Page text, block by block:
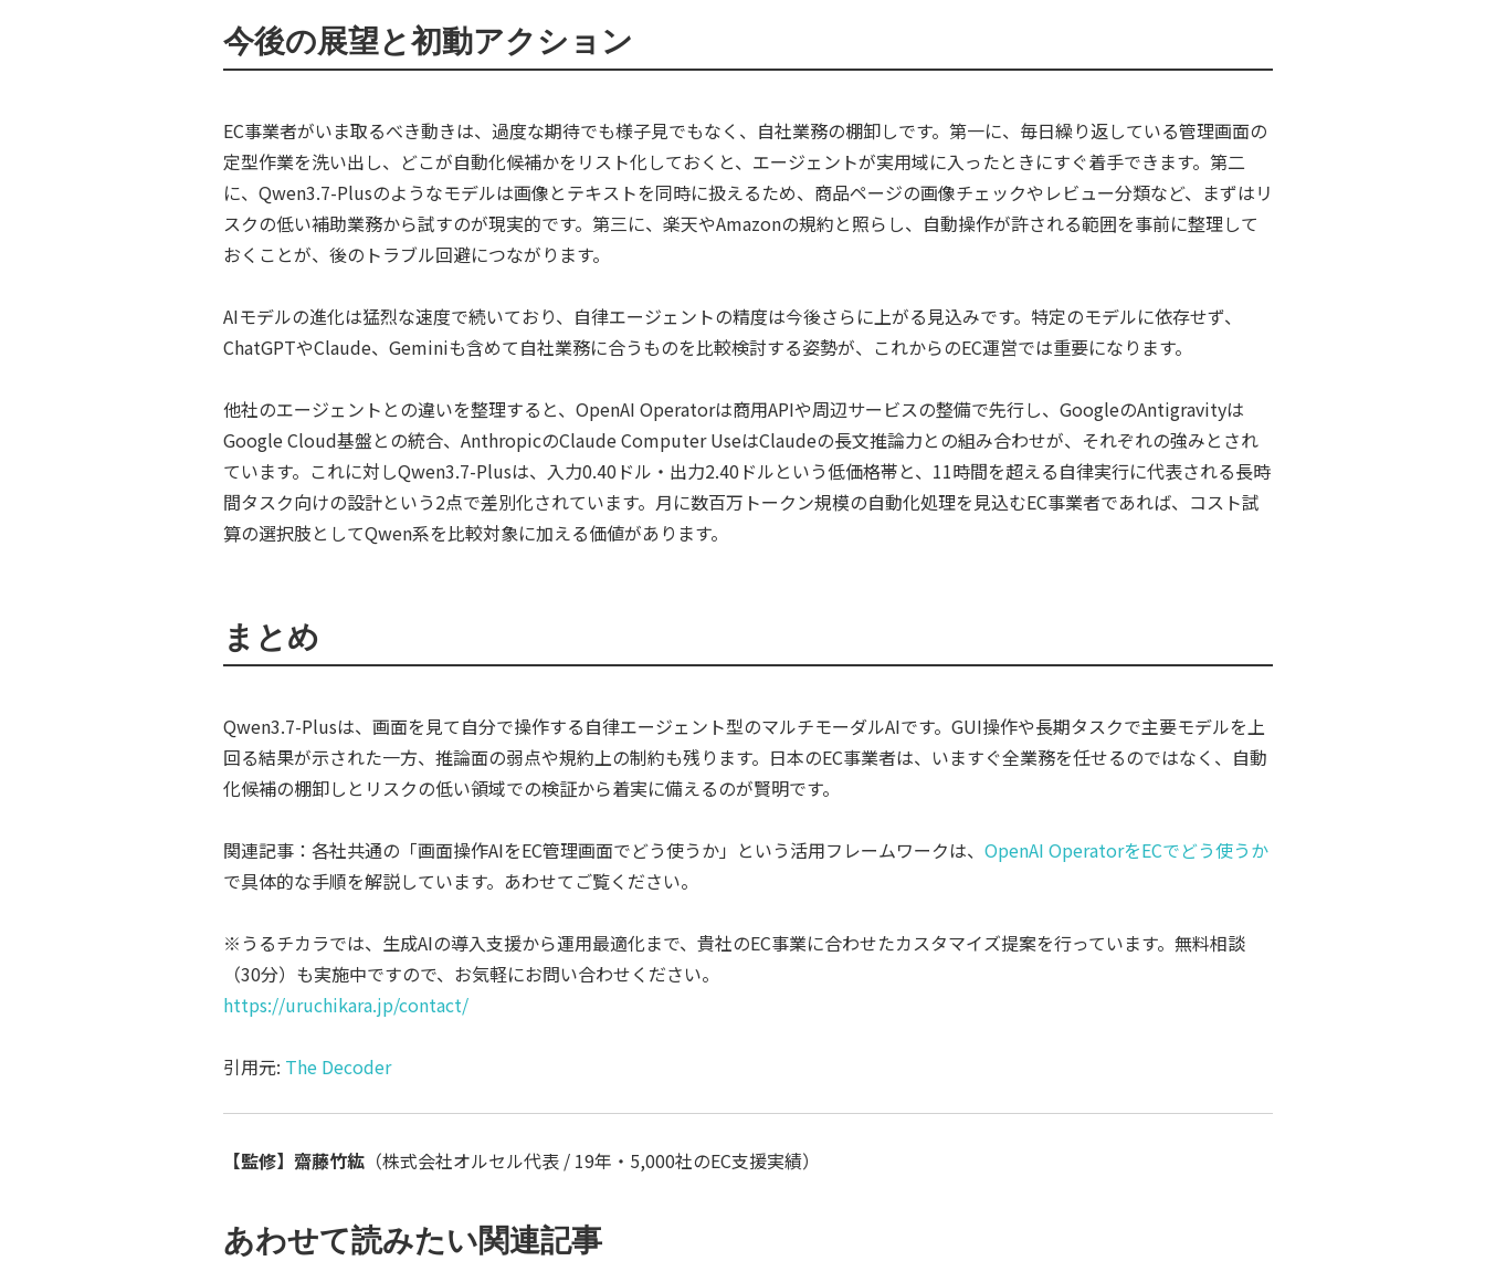
今後の展望と初動アクション
EC事業者がいま取るべき動きは、過度な期待でも様子見でもなく、自社業務の棚卸しです。第一に、毎日繰り返している管理画面の
定型作業を洗い出し、どこが自動化候補かをリスト化しておくと、エージェントが実用域に入ったときにすぐ着手できます。第二
に、Qwen3.7-Plusのようなモデルは画像とテキストを同時に扱えるため、商品ページの画像チェックやレビュー分類など、まずはリ
スクの低い補助業務から試すのが現実的です。第三に、楽天やAmazonの規約と照らし、自動操作が許される範囲を事前に整理して
おくことが、後のトラブル回避につながります。
AIモデルの進化は猛烈な速度で続いており、自律エージェントの精度は今後さらに上がる見込みです。特定のモデルに依存せず、
ChatGPTやClaude、Geminiも含めて自社業務に合うものを比較検討する姿勢が、これからのEC運営では重要になります。
他社のエージェントとの違いを整理すると、OpenAI Operatorは商用APIや周辺サービスの整備で先行し、GoogleのAntigravityは
Google Cloud基盤との統合、AnthropicのClaude Computer UseはClaudeの長文推論力との組み合わせが、それぞれの強みとされ
ています。これに対しQwen3.7-Plusは、入力0.40ドル・出力2.40ドルという低価格帯と、11時間を超える自律実行に代表される長時
間タスク向けの設計という2点で差別化されています。月に数百万トークン規模の自動化処理を見込むEC事業者であれば、コスト試
算の選択肢としてQwen系を比較対象に加える価値があります。
まとめ
Qwen3.7-Plusは、画面を見て自分で操作する自律エージェント型のマルチモーダルAIです。GUI操作や長期タスクで主要モデルを上
回る結果が示された一方、推論面の弱点や規約上の制約も残ります。日本のEC事業者は、いますぐ全業務を任せるのではなく、自動
化候補の棚卸しとリスクの低い領域での検証から着実に備えるのが賢明です。
関連記事：各社共通の「画面操作AIをEC管理画面でどう使うか」という活用フレームワークは、 OpenAI OperatorをECでどう使うか
で具体的な手順を解説しています。あわせてご覧ください。
※うるチカラでは、生成AIの導入支援から運用最適化まで、貴社のEC事業に合わせたカスタマイズ提案を行っています。無料相談
（30分）も実施中ですので、お気軽にお問い合わせください。
https://uruchikara.jp/contact/
引用元: The Decoder
【監修】齋藤竹紘（株式会社オルセル代表 / 19年・5,000社のEC支援実績）
あわせて読みたい関連記事